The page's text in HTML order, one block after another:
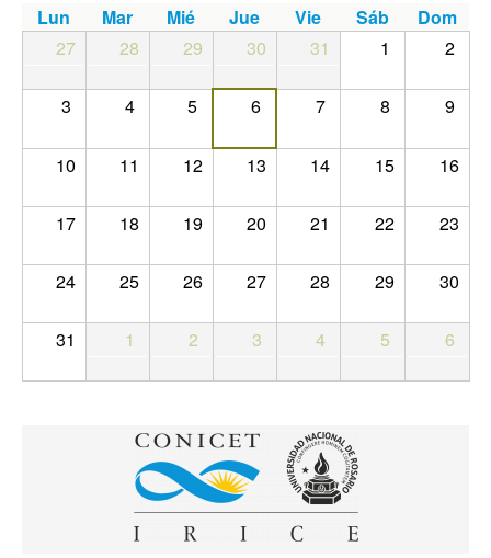
Lun Mar Mié Jue Vie Sáb
Dom
27
28 29 30 31 1 2
3 4 5 6 7 8 9
10 11 12 13 14 15 16
17 18 19 20 21 22 23
24 25 26 27 28 29 30
31 1 2 3 4 5 6